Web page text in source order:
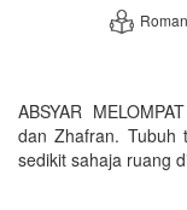
ABSYAR
dan Zhafran. Tubuh
sedikit sahaja ruang